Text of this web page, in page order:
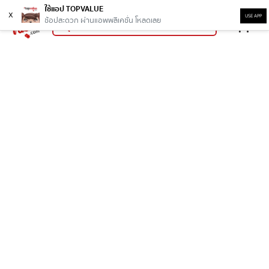
x
ใช้แอป TOPVALUE
ช้อปสะดวก ผ่านแอพพลิเคชั่น โหลดเลย
USE APP